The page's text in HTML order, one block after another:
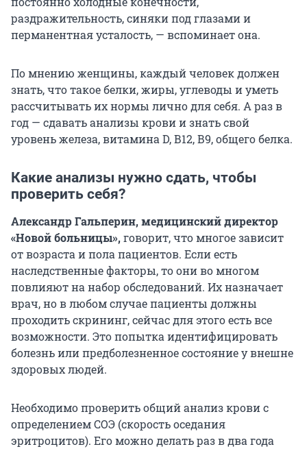
раздражительность, синяки под глазами и
перманентная усталость, — вспоминает она.
По мнению женщины, каждый человек должен
знать, что такое белки, жиры, углеводы и уметь
рассчитывать их нормы лично для себя. А раз в
год — сдавать анализы крови и знать свой
уровень железа, витамина D, В12, В9, общего белка.
Какие анализы нужно сдать, чтобы
проверить себя?
Александр Гальперин, медицинский директор
«Новой больницы»,говорит, что многое зависит
от возраста и пола пациентов. Если есть
наследственные факторы, то они во многом
повлияют на набор обследований. Их назначает
врач, но в любом случае пациенты должны
проходить скрининг, сейчас для этого есть все
возможности. Это попытка идентифицировать
болезнь или предболезненное состояние у внешне
здоровых людей.
Необходимо проверить общий анализ крови с
определением СОЭ (скорость оседания
эритроцитов). Его можно делать раз в два года